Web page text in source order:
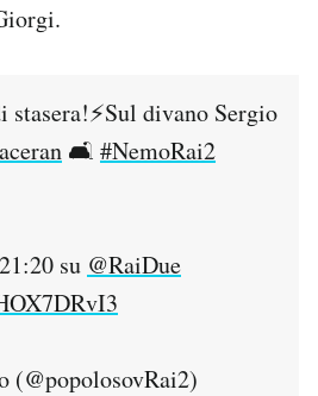
stasera!⚡Sul divano Sergio
🛋️ #NemoRai2
su @RaiDue
(@popolosovRai2)